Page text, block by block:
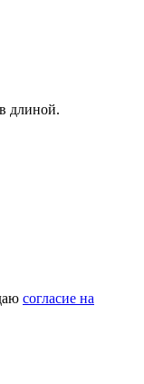
длиной.
согласие на